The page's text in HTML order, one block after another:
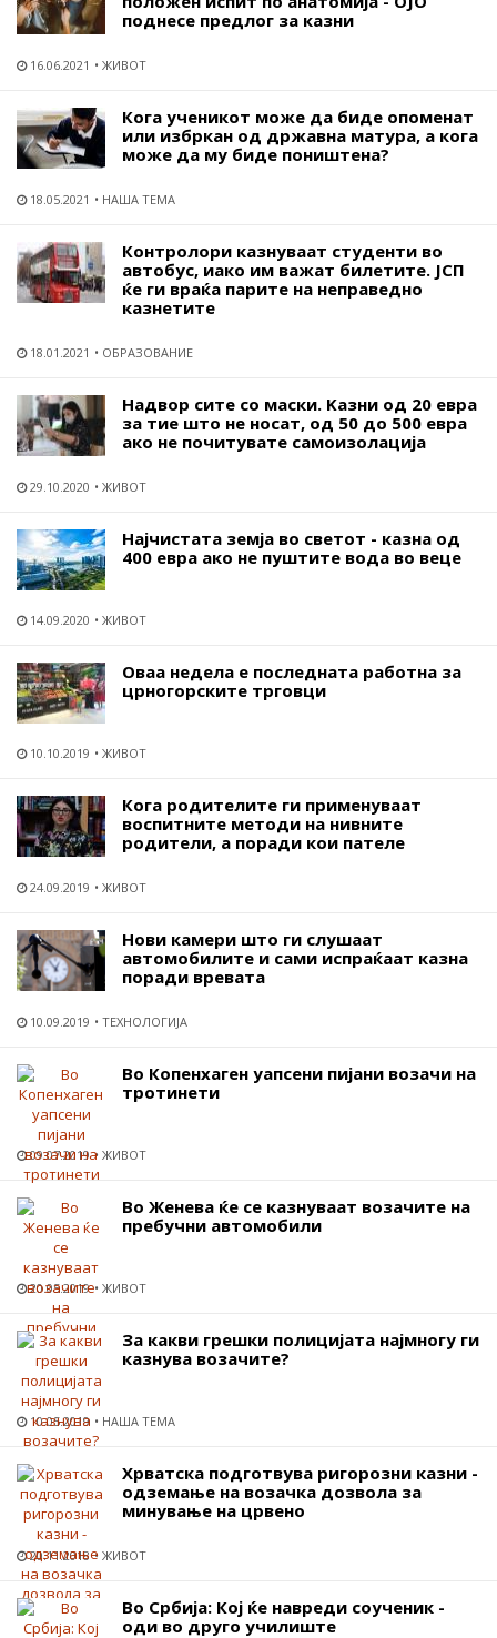
поднесе предлог за казни
16.06.2021 ЖИВОТ
Кога ученикот може да биде опоменат
или избркан од државна матура, а кога
може да му биде поништена?
18.05.2021 НАША ТЕМА
Контролори казнуваат студенти во
автобус, иако им важат билетите. ЈСП
ќе ги враќа парите на неправедно
казнетите
18.01.2021 ОБРАЗОВАНИЕ
Надвор сите со маски. Kазни од 20 евра
за тие што не носат, од 50 до 500 евра
ако не почитувате самоизолација
29.10.2020 ЖИВОТ
Најчистата земја во светот - казна од
400 евра ако не пуштите вода во веце
14.09.2020 ЖИВОТ
Оваа недела е последната работна за
црногорските трговци
10.10.2019 ЖИВОТ
Кога родителите ги применуваат
воспитните методи на нивните
родители, а поради кои пателе
24.09.2019 ЖИВОТ
Нови камери што ги слушаат
автомобилите и сами испраќаат казна
поради вревата
10.09.2019 ТЕХНОЛОГИЈА
Во Копенхаген уапсени пијани возачи на
тротинети
09.07.2019 ЖИВОТ
Во Женева ќе се казнуваат возачите на
пребучни автомобили
20.05.2019 ЖИВОТ
За какви грешки полицијата најмногу ги
казнува возачите?
10.05.2019 НАША ТЕМА
Хрватска подготвува ригорозни казни -
одземање на возачка дозвола за
минување на црвено
20.11.2018 ЖИВОТ
Во Србија: Кој ќе навреди соученик -
оди во друго училиште